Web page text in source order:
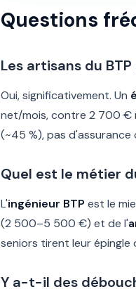
Questions
Les artisans du
Oui, significativement. Un
net/mois, contre 2 700 €
(~45 %), pas
Quel est le métier
L'ingénieur BTP est le
(2 500–5 500 €) et de l'
seniors tirent leur
Y a-t-il des